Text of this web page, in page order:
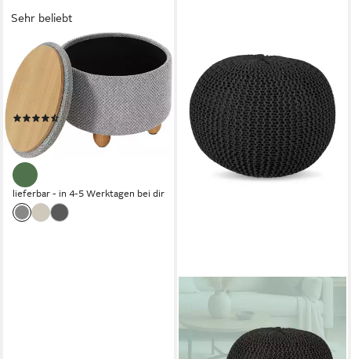
Sehr beliebt
WOLTU
Sitzhocker (1 St), Fußhocker
mit Stauraum, gepolstert, mit
Leinenbezug
(35)
39,94 € UVP 72,99 €
-45%
lieferbar - in 4-5 Werktagen bei dir